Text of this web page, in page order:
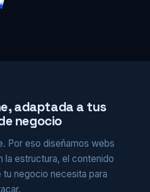
adaptada a tus
negocio
Por eso diseñamos webs
la estructura, el contenido
negocio necesita para